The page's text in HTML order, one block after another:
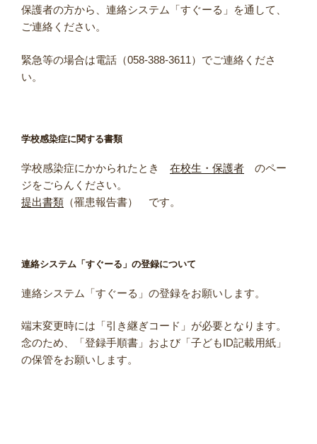
保護者の方から、連絡システム「すぐーる」を通して、
ご連絡ください。
緊急等の場合は電話（058-388-3611）でご連絡くださ
い。
学校感染症に関する書類
学校感染症にかかられたとき 在校生・保護者 のペー
ジをごらんください。
提出書類 （罹患報告書） です。
連絡システム「すぐーる」の登録について
連絡システム「すぐーる」の登録をお願いします。
端末変更時には「引き継ぎコード」が必要となります。
念のため、「登録手順書」および「子どもID記載用紙」
の保管をお願いします。